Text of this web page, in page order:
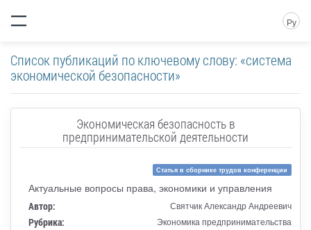
Ру
Список публикаций по ключевому слову: «система
экономической безопасности»
Экономическая безопасность в
предпринимательской деятельности
Статья в сборнике трудов конференции
Актуальные вопросы права, экономики и управления
Автор: Святчик Александр Андреевич
Рубрика: Экономика предпринимательства